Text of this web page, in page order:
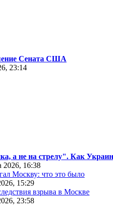
Сената США
23:14
а не на стрелу". Как
2026, 16:38
Москву: что это было
15:29
взрыва в Москве
23:58